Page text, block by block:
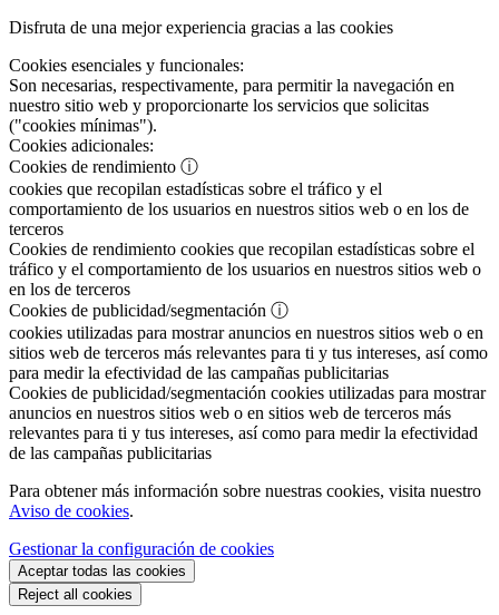
Disfruta de una mejor experiencia gracias a las cookies
Cookies esenciales y funcionales:
Son necesarias, respectivamente, para permitir la navegación en
nuestro sitio web y proporcionarte los servicios que solicitas
("cookies mínimas").
Cookies adicionales:
Cookies de rendimiento ⓘ
cookies que recopilan estadísticas sobre el tráfico y el
comportamiento de los usuarios en nuestros sitios web o en los de
terceros
Cookies de rendimiento cookies que recopilan estadísticas sobre el
tráfico y el comportamiento de los usuarios en nuestros sitios web o
en los de terceros
Cookies de publicidad/segmentación ⓘ
cookies utilizadas para mostrar anuncios en nuestros sitios web o en
sitios web de terceros más relevantes para ti y tus intereses, así como
para medir la efectividad de las campañas publicitarias
Cookies de publicidad/segmentación cookies utilizadas para mostrar
anuncios en nuestros sitios web o en sitios web de terceros más
relevantes para ti y tus intereses, así como para medir la efectividad
de las campañas publicitarias
Para obtener más información sobre nuestras cookies, visita nuestro
Aviso de cookies.
Gestionar la configuración de cookies
Aceptar todas las cookies
Reject all cookies